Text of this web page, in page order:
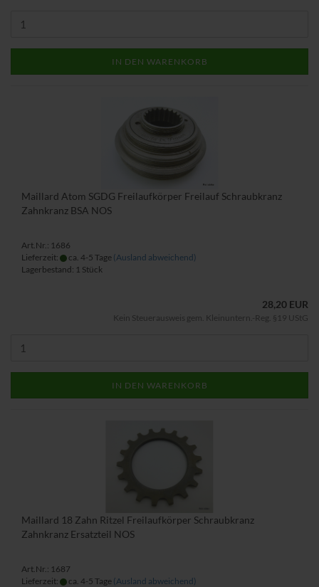
IN DEN WARENKORB
Maillard Atom SGDG Freilaufkörper Freilauf Schraubkranz
Zahnkranz BSA NOS
Art.Nr.: 1686
Lieferzeit:
ca. 4-5 Tage (Ausland abweichend)
Lagerbestand: 1 Stück
28,20 EUR
Kein Steuerausweis gem. Kleinuntern.-Reg. §19 UStG
IN DEN WARENKORB
Maillard 18 Zahn Ritzel Freilaufkörper Schraubkranz
Zahnkranz Ersatzteil NOS
Art.Nr.: 1687
Lieferzeit:
ca. 4-5 Tage (Ausland abweichend)